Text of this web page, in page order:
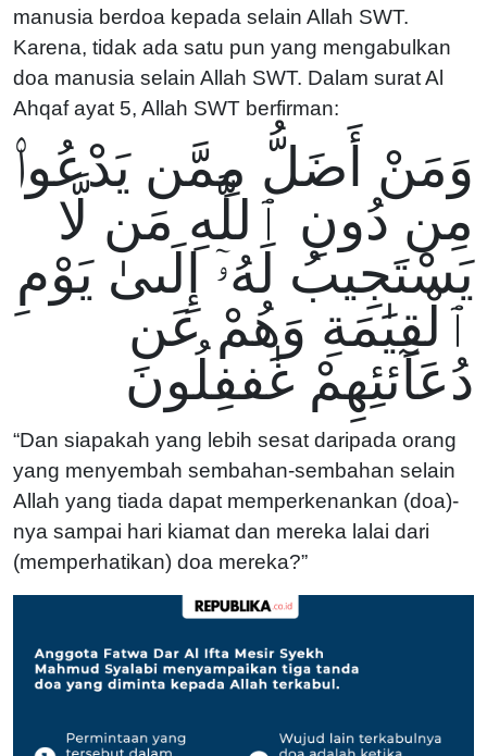
manusia berdoa kepada selain Allah SWT.
Karena, tidak ada satu pun yang mengabulkan
doa manusia selain Allah SWT. Dalam surat Al
Ahqaf ayat 5, Allah SWT berfirman:
وَمَنْ أَضَلُّ مِمَّن يَدْعُوا۟
مِن دُونِ ٱللَّهِ مَن لَّا
يَسْتَجِيبُ لَهُۥٓ إِلَىىٰ يَوْمِ
ٱلْقِيَٰمَةِ وَهُمْ عَن
دُعَآئئِهِمْ غَٰففِلُونَ
“Dan siapakah yang lebih sesat daripada orang
yang menyembah sembahan-sembahan selain
Allah yang tiada dapat memperkenankan (doa)-
nya sampai hari kiamat dan mereka lalai dari
(memperhatikan) doa mereka?”